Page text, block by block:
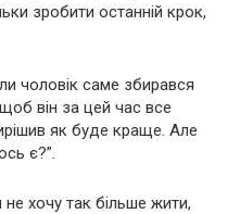
зробити останній крок,
чоловік саме збирався
він за цей час все
як буде краще. Але
є?”.
хочу так більше жити,